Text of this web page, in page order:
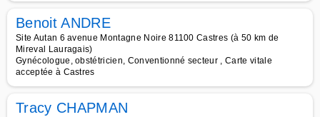
Benoit ANDRE
Site Autan 6 avenue Montagne Noire 81100 Castres (à 50 km de
Mireval Lauragais)
Gynécologue, obstétricien, Conventionné secteur , Carte vitale
acceptée à Castres
Tracy CHAPMAN